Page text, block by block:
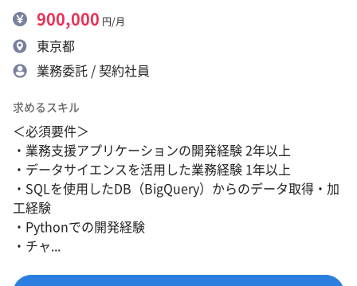
900,000 円/月
東京都
業務委託 / 契約社員
求めるスキル
＜必須要件＞
・業務支援アプリケーションの開発経験 2年以上
・データサイエンスを活用した業務経験 1年以上
・SQLを使用したDB（BigQuery）からのデータ取得・加
工経験
・Pythonでの開発経験
・チャ...